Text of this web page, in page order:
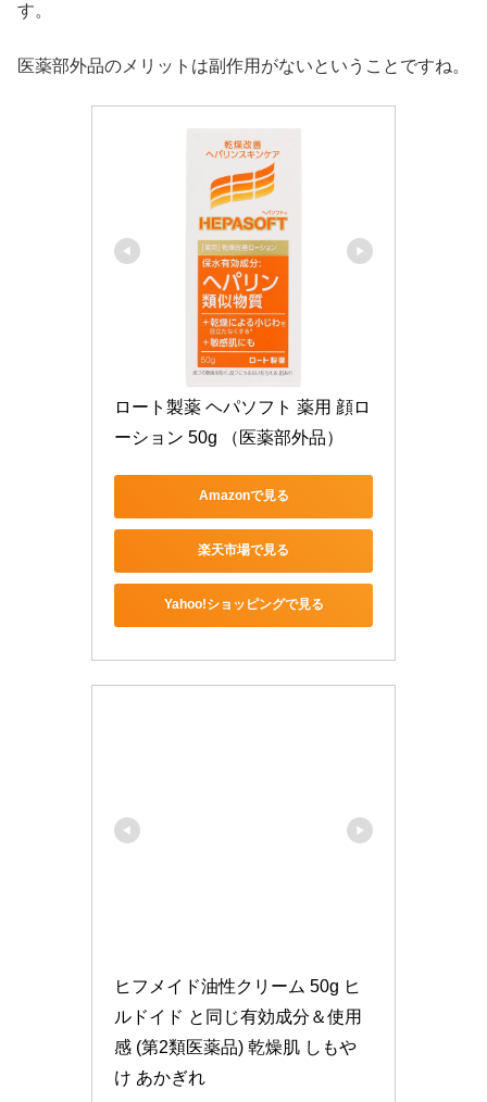
す。
医薬部外品のメリットは副作用がないということですね。
ロート製薬 ヘパソフト 薬用 顔ロ
ーション 50g （医薬部外品）
Amazonで見る
楽天市場で見る
Yahoo!ショッピングで見る
ヒフメイド油性クリーム 50g ヒ
ルドイド と同じ有効成分＆使用
感 (第2類医薬品) 乾燥肌 しもや
け あかぎれ